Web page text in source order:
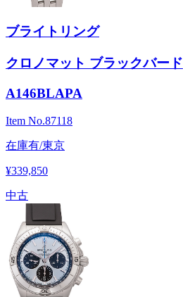
ブライトリング
クロノマット ブラックバード
A146BLAPA
Item No.87118
在庫有/東京
¥339,850
中古